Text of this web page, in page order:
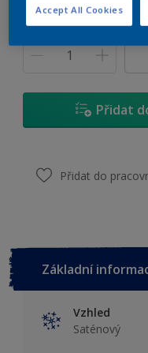
Množství
Přidat
Přidat do
Základní
Vzhled
Saténový
Accept All Cookies